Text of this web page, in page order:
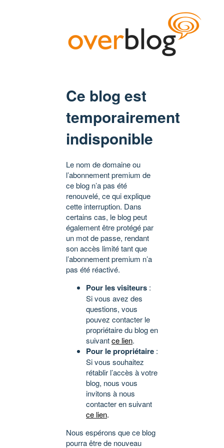
Ce blog est
temporairement
indisponible
Le nom de domaine ou
l’abonnement premium de
ce blog n’a pas été
renouvelé, ce qui explique
cette interruption. Dans
certains cas, le blog peut
également être protégé par
un mot de passe, rendant
son accès limité tant que
l’abonnement premium n’a
pas été réactivé.
Pour les visiteurs :
Si vous avez des
questions, vous
pouvez contacter le
propriétaire du blog en
suivantce lien.
Pour le propriétaire :
Si vous souhaitez
rétablir l’accès à votre
blog, nous vous
invitons à nous
contacter en suivant
ce lien.
Nous espérons que ce blog
pourra être de nouveau